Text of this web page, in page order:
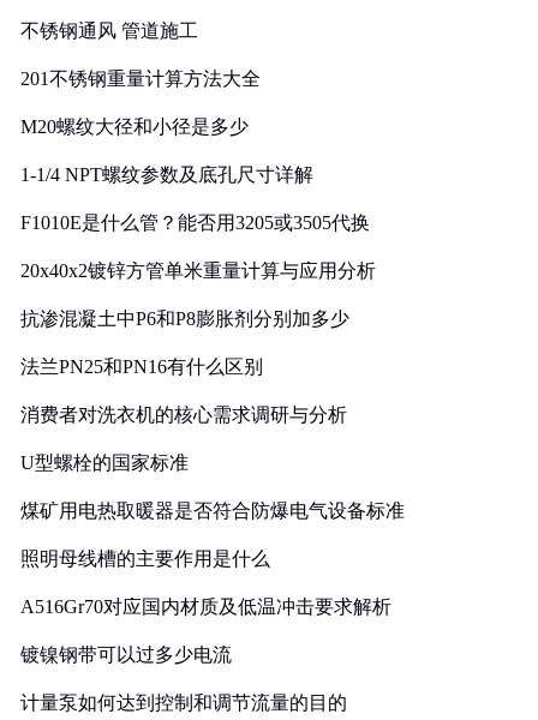
不锈钢通风 管道施工
201不锈钢重量计算方法大全
M20螺纹大径和小径是多少
1-1/4 NPT螺纹参数及底孔尺寸详解
F1010E是什么管？能否用3205或3505代换
20x40x2镀锌方管单米重量计算与应用分析
抗渗混凝土中P6和P8膨胀剂分别加多少
法兰PN25和PN16有什么区别
消费者对洗衣机的核心需求调研与分析
U型螺栓的国家标准
煤矿用电热取暖器是否符合防爆电气设备标准
照明母线槽的主要作用是什么
A516Gr70对应国内材质及低温冲击要求解析
镀镍钢带可以过多少电流
计量泵如何达到控制和调节流量的目的